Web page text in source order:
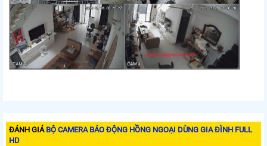
ĐÁNH GIÁ BỘ CAMERA BÁO ĐỘNG HỒNG NGOẠI DÙNG GIA ĐÌNH FULL
HD